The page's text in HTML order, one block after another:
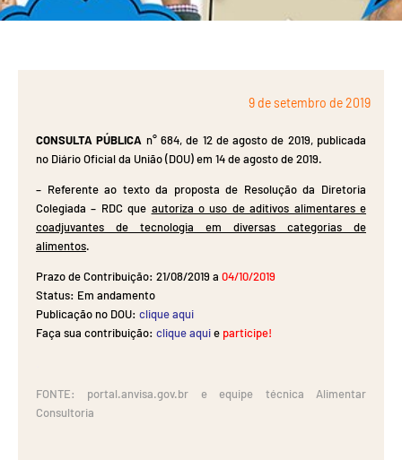
9 de setembro de 2019
CONSULTA PÚBLICA n° 684, de 12 de agosto de 2019, publicada
no Diário Oficial da União (DOU) em 14 de agosto de 2019.
– Referente ao texto da proposta de Resolução da Diretoria
Colegiada – RDC que autoriza o uso de aditivos alimentares e
coadjuvantes de tecnologia em diversas categorias de
alimentos.
Prazo de Contribuição: 21/08/2019 a 04/10/2019
Status: Em andamento
Publicação no DOU: clique aqui
Faça sua contribuição: clique aquie participe!
FONTE: portal.anvisa.gov.br e equipe técnica Alimentar
Consultoria